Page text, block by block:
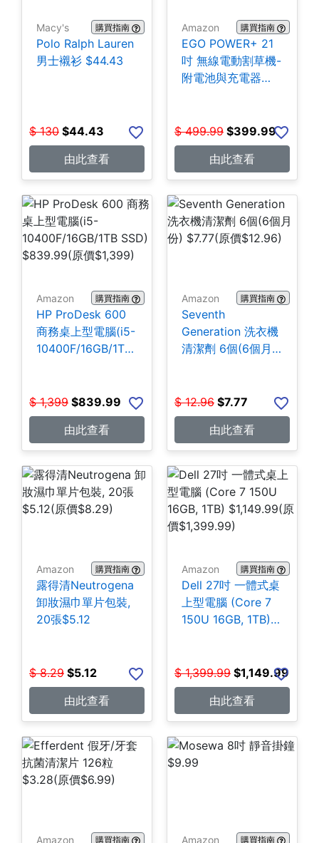
Macy's 購買指南
Polo Ralph Lauren
男士襯衫 $44.43
$ 130 $44.43
由此查看
Amazon 購買指南
EGO POWER+ 21
吋 無線電動割草機-
附電池與充電器
$ 499.99 $399.99
由此查看
Amazon 購買指南
HP ProDesk 600
商務桌上型電腦(i5-
10400F/16GB/1TB
$ 1,399 $839.99
由此查看
Amazon 購買指南
Seventh
Generation 洗衣機
清潔劑 6個(6個月
$ 12.96 $7.77
由此查看
Amazon 購買指南
露得清Neutrogena
卸妝濕巾單片包裝,
20張$5.12
$ 8.29 $5.12
由此查看
Amazon 購買指南
Dell 27吋 一體式桌
上型電腦 (Core 7
150U 16GB, 1TB)
$ 1,399.99 $1,149.99
由此查看
Amazon 購買指南 Amazon 購買指南